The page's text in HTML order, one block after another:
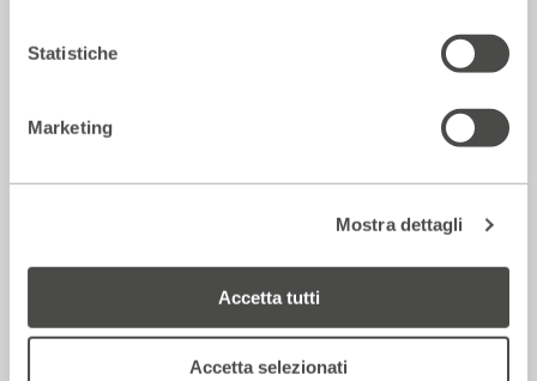
Statistiche
Marketing
Mostra dettagli
Accetta tutti
Accetta selezionati
La Repubblica – In scena gli eroi di
strada secondo Raffaele Viviani
14 Luglio 2026